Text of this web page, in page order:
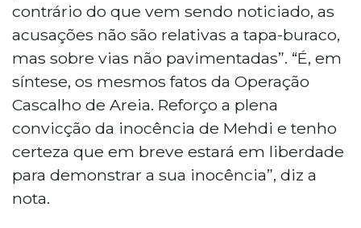
contrário do que vem sendo noticiado, as
acusações não são relativas a tapa-buraco,
mas sobre vias não pavimentadas”. “É, em
síntese, os mesmos fatos da Operação
Cascalho de Areia. Reforço a plena
convicção da inocência de Mehdi e tenho
certeza que em breve estará em liberdade
para demonstrar a sua inocência”, diz a
nota.